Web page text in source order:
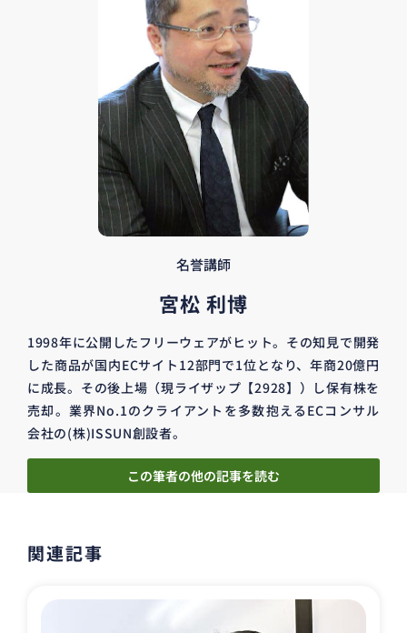
名誉講師
宮松 利博
1998年に公開したフリーウェアがヒット。その知見で開発
した商品が国内ECサイト12部門で1位となり、年商20億円
に成長。その後上場（現ライザップ【2928】）し保有株を
売却。業界No.1のクライアントを多数抱えるECコンサル
会社の(株)ISSUN創設者。
この筆者の他の記事を読む
関連記事